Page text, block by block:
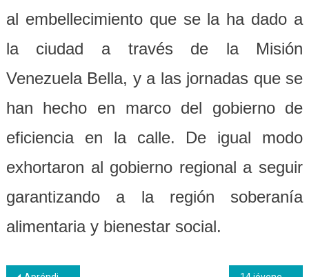
al embellecimiento que se la ha dado a
la ciudad a través de la Misión
Venezuela Bella, y a las jornadas que se
han hecho en marco del gobierno de
eficiencia en la calle. De igual modo
exhortaron al gobierno regional a seguir
garantizando a la región soberanía
alimentaria y bienestar social.